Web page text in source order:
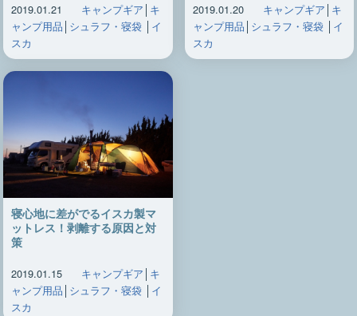
2019.01.21 キャンプギア │ キ
ャンプ用品 │ シュラフ・寝袋│ イ
スカ
2019.01.20 キャンプギア │ キ
ャンプ用品 │ シュラフ・寝袋│ イ
スカ
寝心地に差がでるイスカ製マ
ットレス！剥離する原因と対
策
2019.01.15 キャンプギア キ
ャンプ用品 シュラフ・寝袋│ イ
スカ